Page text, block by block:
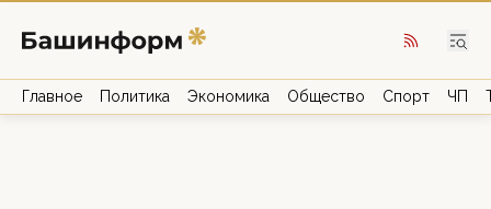
Главное Политика Экономика Общество Спорт ЧП